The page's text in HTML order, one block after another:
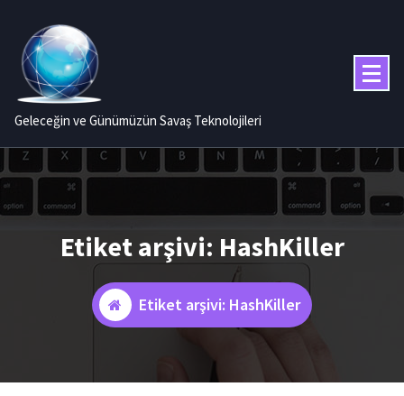
Geleceğin ve Günümüzün Savaş Teknolojileri
Etiket arşivi: HashKiller
Etiket arşivi: HashKiller